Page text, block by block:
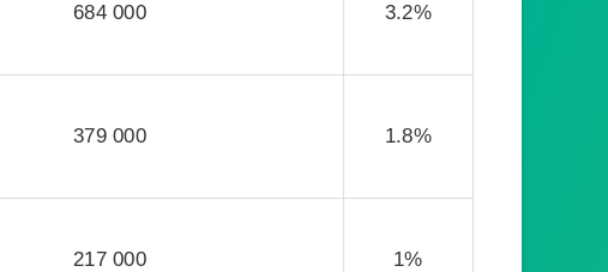
684 000 3.2%
379 000 1.8%
217 000 1%